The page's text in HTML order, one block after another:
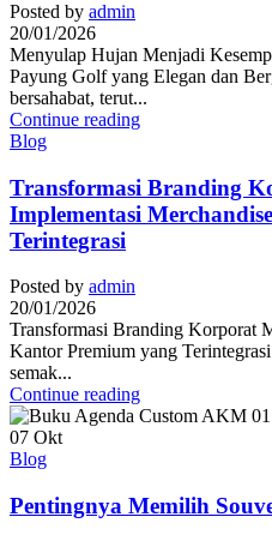
Posted by admin
20/01/2026
Menyulap Hujan Menjadi
Payung Golf yang Elegan dan
bersahabat, terut...
Continue reading
Blog
Transformasi Branding
Implementasi
Terintegrasi
Posted by admin
20/01/2026
Transformasi Branding Korporat
Kantor Premium yang
semak...
Continue reading
07 Okt
Blog
Pentingnya Memilih